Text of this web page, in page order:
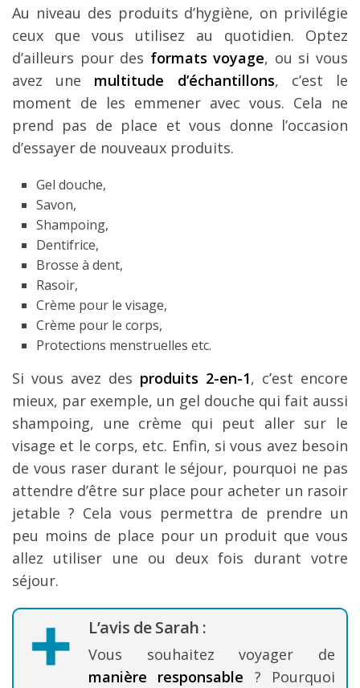
Au niveau des produits d’hygiène, on privilégie
ceux que vous utilisez au quotidien. Optez
d’ailleurs pour des formats voyage, ou si vous
avez une multitude d’échantillons, c’est le
moment de les emmener avec vous. Cela ne
prend pas de place et vous donne l’occasion
d’essayer de nouveaux produits.
Gel douche,
Savon,
Shampoing,
Dentifrice,
Brosse à dent,
Rasoir,
Crème pour le visage,
Crème pour le corps,
Protections menstruelles etc.
Si vous avez des produits 2-en-1, c’est encore
mieux, par exemple, un gel douche qui fait aussi
shampoing, une crème qui peut aller sur le
visage et le corps, etc. Enfin, si vous avez besoin
de vous raser durant le séjour, pourquoi ne pas
attendre d’être sur place pour acheter un rasoir
jetable ? Cela vous permettra de prendre un
peu moins de place pour un produit que vous
allez utiliser une ou deux fois durant votre
séjour.
L’avis de Sarah :
Vous souhaitez voyager de
manière responsable ? Pourquoi